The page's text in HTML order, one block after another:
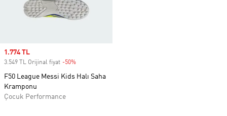
Sale price
1.774 TL
3.549 TL Orijinal fiyat -50%
F50 League Messi Kids Halı Saha
Kramponu
Çocuk Performance